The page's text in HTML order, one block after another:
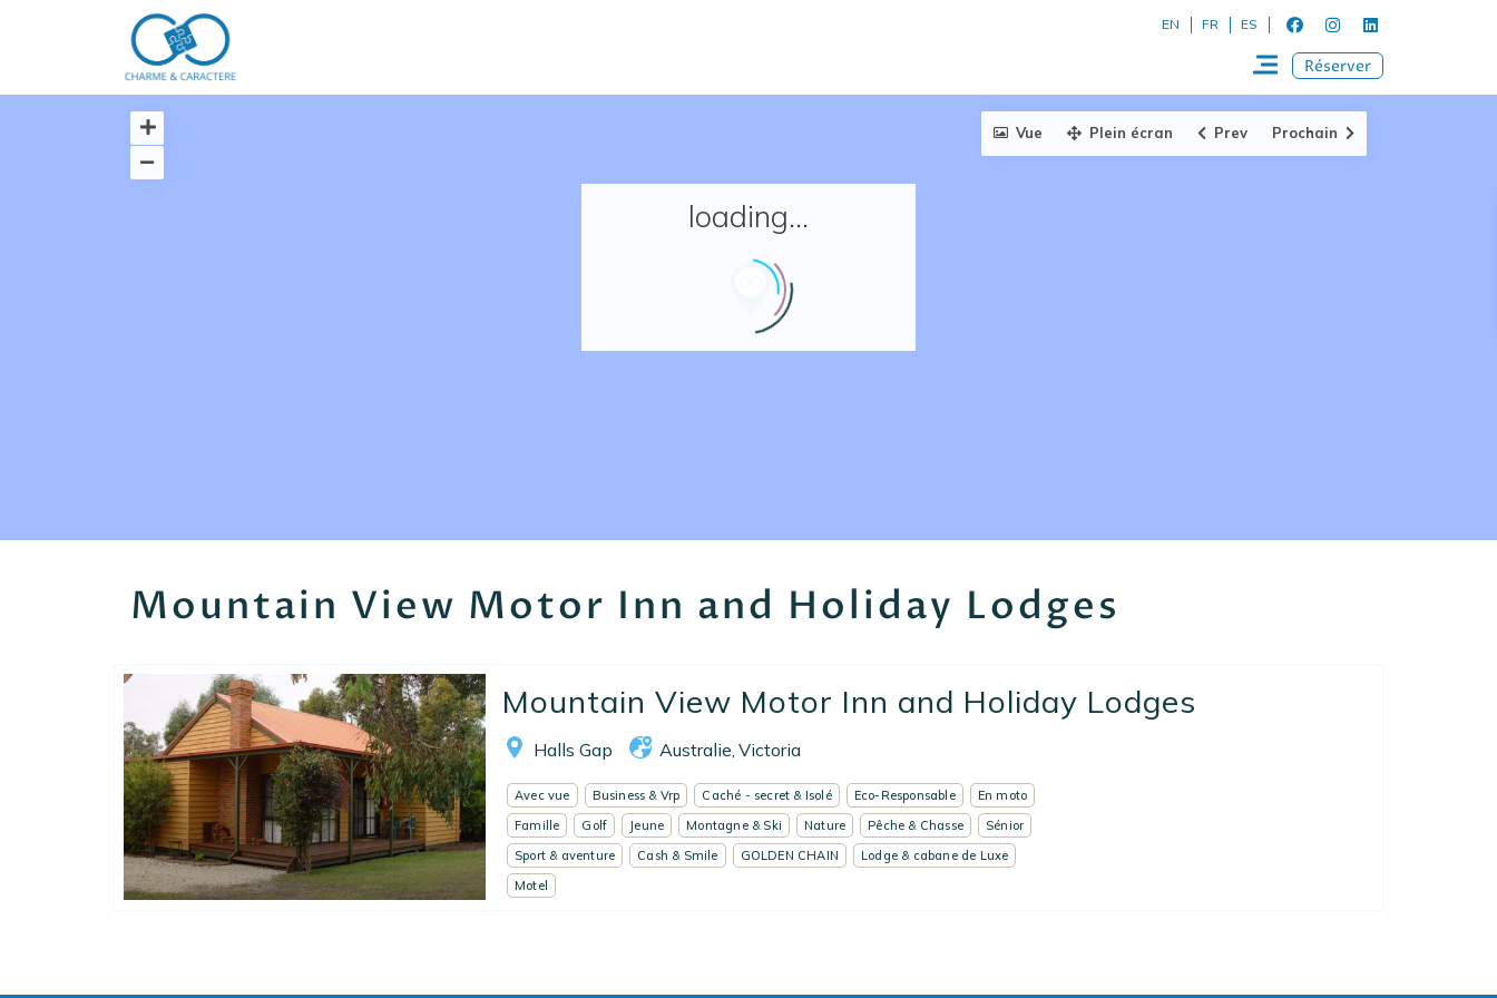
Réserver un séjour
Ecrivez-nous
EN FR ES
Réserver
loading...
Vue Plein écran Prev Prochain
Mountain View Motor Inn and Holiday Lodges
Mountain View Motor Inn and Holiday Lodges
Halls Gap Australie Victoria
Avec vue Business & Vrp Caché - secret & Isolé Eco-Responsable
En moto
Famille
Golf Jeune Montagne & Ski Nature Pêche & Chasse
Sénior
Sport & aventure
Cash & Smile GOLDEN CHAIN
Lodge & cabane de Luxe
Motel